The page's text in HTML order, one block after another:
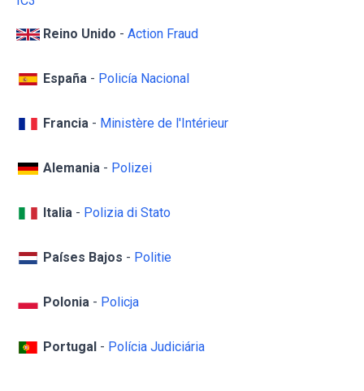
Reino Unido - Action Fraud
España - Policía Nacional
Francia - Ministère de l'Intérieur
Alemania - Polizei
Italia - Polizia di Stato
Países Bajos - Politie
Polonia - Policja
Portugal - Polícia Judiciária